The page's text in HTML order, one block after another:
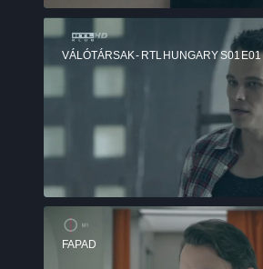
VÁLÓTÁRSAK - RTL HUNGARY S01 E01
FAPAD